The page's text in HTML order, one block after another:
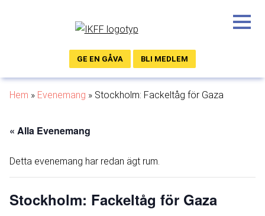
BLI MEDLEM
GE EN GÅVA
Hem » Evenemang » Stockholm: Fackeltåg för Gaza
« Alla Evenemang
Detta evenemang har redan ägt rum.
Stockholm: Fackeltåg för Gaza